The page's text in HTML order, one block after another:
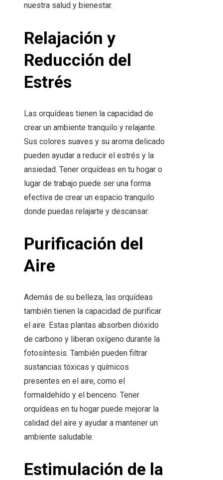
nuestra salud y bienestar.
Relajación y
Reducción del
Estrés
Las orquídeas tienen la capacidad de
crear un ambiente tranquilo y relajante.
Sus colores suaves y su aroma delicado
pueden ayudar a reducir el estrés y la
ansiedad. Tener orquídeas en tu hogar o
lugar de trabajo puede ser una forma
efectiva de crear un espacio tranquilo
donde puedas relajarte y descansar.
Purificación del
Aire
Además de su belleza, las orquídeas
también tienen la capacidad de purificar
el aire. Estas plantas absorben dióxido
de carbono y liberan oxígeno durante la
fotosíntesis. También pueden filtrar
sustancias tóxicas y químicos
presentes en el aire, como el
formaldehído y el benceno. Tener
orquídeas en tu hogar puede mejorar la
calidad del aire y ayudar a mantener un
ambiente saludable.
Estimulación de la